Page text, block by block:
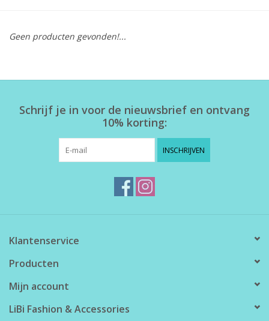
Accessoires
Home deco
SALE
Geen producten gevonden!...
Schrijf je in voor de nieuwsbrief en ontvang
10% korting:
INSCHRIJVEN
Klantenservice
Producten
Mijn account
LiBi Fashion & Accessories